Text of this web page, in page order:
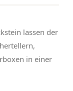
lassen der
in einer